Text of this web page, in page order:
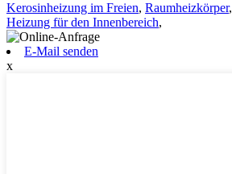
Kerosinheizung im Freien, Raumheizkörper,
Heizung für den Innenbereich,
E-Mail senden
x